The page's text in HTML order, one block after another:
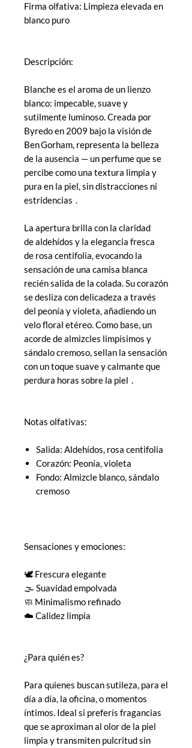
Firma olfativa: Limpieza elevada en
blanco puro
Descripción:
Blanche es el aroma de un lienzo
blanco: impecable, suave y
sutilmente luminoso. Creada por
Byredo en 2009 bajo la visión de
Ben Gorham, representa la belleza
de la ausencia — un perfume que se
percibe como una textura limpia y
pura en la piel, sin distracciones ni
estridencias .
La apertura brilla con la claridad
de aldehídos y la elegancia fresca
de rosa centifolia, evocando la
sensación de una camisa blanca
recién salida de la colada. Su corazón
se desliza con delicadeza a través
del peonía y violeta, añadiendo un
velo floral etéreo. Como base, un
acorde de almizcles limpísimos y
sándalo cremoso, sellan la sensación
con un toque suave y calmante que
perdura horas sobre la piel .
Notas olfativas:
Salida: Aldehídos, rosa centifolia
Corazón: Peonía, violeta
Fondo: Almizcle blanco, sándalo
cremoso
Sensaciones y emociones:
🕊️ Frescura elegante
🌫️ Suavidad empolvada
🧼 Minimalismo refinado
☁️ Calidez limpia
¿Para quién es?
Para quienes buscan sutileza, para el
día a día, la oficina, o momentos
íntimos. Ideal si preferís fragancias
que se aproximan al olor de la piel
limpia y transmiten pulcritud sin